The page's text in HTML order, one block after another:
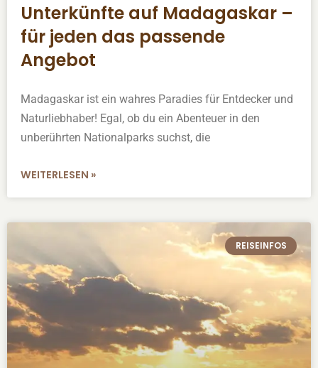
Unterkünfte auf Madagaskar –
für jeden das passende
Angebot
Madagaskar ist ein wahres Paradies für Entdecker und
Naturliebhaber! Egal, ob du ein Abenteuer in den
unberührten Nationalparks suchst, die
WEITERLESEN »
REISEINFOS